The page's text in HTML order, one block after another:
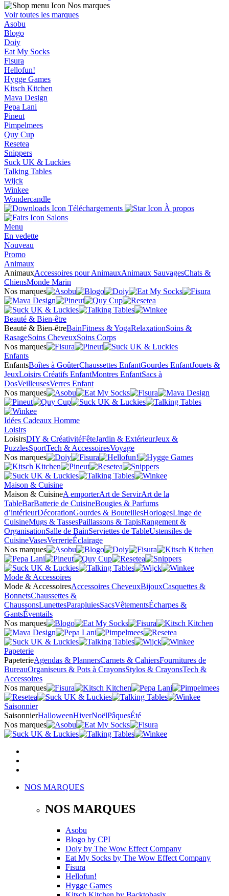
Nos marques
Voir toutes les marques
Asobu
Blogo
Doiy
Eat My Socks
Fisura
Hellofun!
Hygge Games
Kitsch Kitchen
Mava Design
Pepa Lani
Pineut
Pimpelmees
Quy Cup
Resetea
Snippers
Suck UK & Luckies
Talking Tables
Wijck
Winkee
Wondercandle
Téléchargements
À propos
Salons
Menu
En vedette
Nouveau
Promo
Animaux
AnimauxAccessoires pour AnimauxAnimaux SauvagesChats &
ChiensMonde Marin
Nos marques
Beauté & Bien-être
Beauté & Bien-êtreBainFitness & YogaRelaxationSoins &
RasageSoins CheveuxSoins Corps
Nos marques
Enfants
EnfantsBoîtes à GoûterChaussettes EnfantGourdes EnfantJouets &
JeuxLoisirs Créatifs EnfantMontres EnfantSacs à
DosVeilleusesVerres Enfant
Nos marques
Idées Cadeaux Homme
Loisirs
LoisirsDIY & CréativitéFêteJardin & ExtérieurJeux &
PuzzlesSportTech & AccessoiresVoyage
Nos marques
Maison & Cuisine
Maison & CuisineA emporterArt de ServirArt de la
TableBarBatterie de CuisineBougies & Parfums
d’intérieurDécorationGourdes & BouteillesHorlogesLinge de
CuisineMugs & TassesPaillassons & TapisRangement &
OrganisationSalle de BainServiettes de TableUstensiles de
CuisineVasesVerrerieÉclairage
Nos marques
Mode & Accessoires
Mode & AccessoiresAccessoires CheveuxBijouxCasquettes &
BonnetsChaussettes &
ChaussonsLunettesParapluiesSacsVêtementsÉcharpes &
GantsÉventails
Nos marques
Papeterie
PapeterieAgendas & PlannersCarnets & CahiersFournitures de
BureauOrganiseurs & Pots à CrayonsStylos & CrayonsTech &
Accessoires
Nos marques
Saisonnier
SaisonnierHalloweenHiverNoëlPâquesÉté
Nos marques
NOS MARQUES
NOS MARQUES
Asobu
Blogo by CPI
Doiy by The Wow Effect Company
Eat My Socks by The Wow Effect Company
Fisura
Hellofun!
Hygge Games